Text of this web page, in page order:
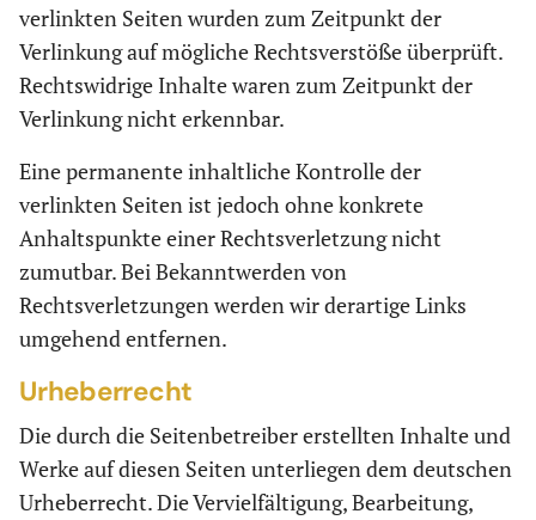
verlinkten Seiten wurden zum Zeitpunkt der
Verlinkung auf mögliche Rechtsverstöße überprüft.
Rechtswidrige Inhalte waren zum Zeitpunkt der
Verlinkung nicht erkennbar.
Eine permanente inhaltliche Kontrolle der
verlinkten Seiten ist jedoch ohne konkrete
Anhaltspunkte einer Rechtsverletzung nicht
zumutbar. Bei Bekanntwerden von
Rechtsverletzungen werden wir derartige Links
umgehend entfernen.
Urheberrecht
Die durch die Seitenbetreiber erstellten Inhalte und
Werke auf diesen Seiten unterliegen dem deutschen
Urheberrecht. Die Vervielfältigung, Bearbeitung,